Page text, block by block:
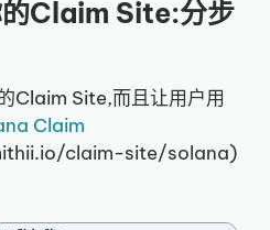
Claim Site:分步
Claim Site,而且让用户用
Claim
claim-site/solana)